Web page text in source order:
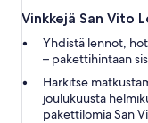
Vinkkejä San Vito
Yhdistä lennot,
– pakettihintaan
Harkitse
joulukuusta
pakettilomia San